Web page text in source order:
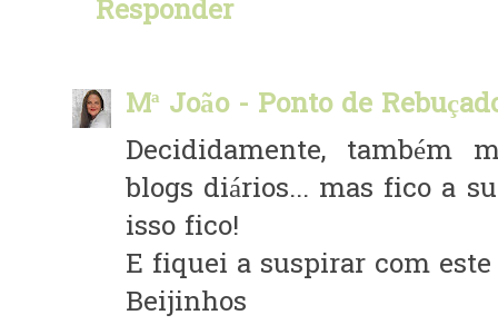
Responder
Mª João - Ponto de
Decididamente, também
blogs diários... mas fico a
isso fico!
E fiquei a suspirar com
Beijinhos